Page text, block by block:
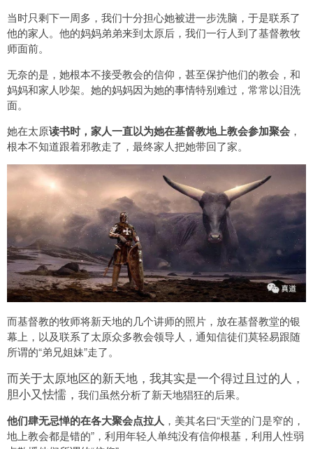
当时只剩下一周多，我们十分担心她被进一步洗脑，于是联系了
他的家人。他的妈妈弟弟来到太原后，我们一行人到了基督教牧
师面前。
无奈的是，她根本不接受教会的信仰，甚至保护他们的教会，和
妈妈和家人吵架。她的妈妈因为她的事情特别难过，常常以泪洗
面。
她在太原读书时，家人一直以为她在基督教地上教会参加聚会 ，
根本不知道跟着邪教走了，最终家人把她带回了家。
而基督教的牧师将新天地的几个讲师的照片，放在基督教堂的银
幕上，以及联系了太原众多教会领导人，通知信徒们莫轻易跟随
所谓的“弟兄姐妹”走了。
而关于太原地区的新天地，我其实是一个得过且过的人，
胆小又怯懦， 我们虽然分析了新天地猖狂的后果。
他们肆无忌惮的在各大聚会点拉人 ，美其名曰“天堂的门是窄的，
地上教会都是错的”，利用年轻人单纯没有信仰根基，利用人性弱